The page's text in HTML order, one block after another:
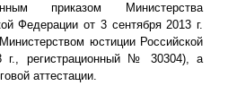
приказом Министерства
Федерации от 3 сентября 2013 г.
юстиции Российской
г., регистрационный № 30304), а
аттестации.